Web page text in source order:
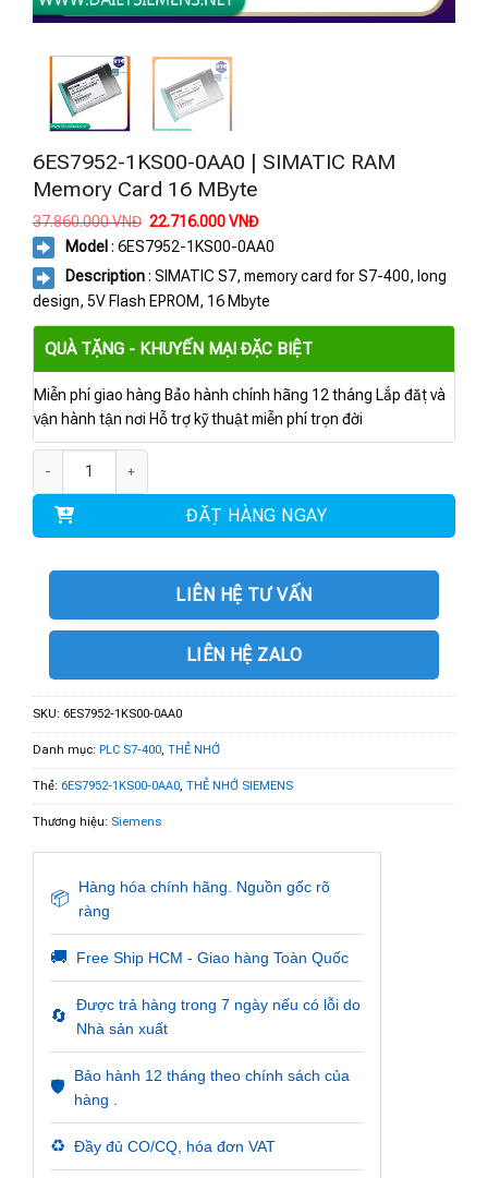
6ES7952-1KS00-0AA0 | SIMATIC RAM
Memory Card 16 MByte
37.860.000VNĐ Giá
là:
37.860.000 VNĐ.
22.716.000VNĐGiá
tại
22.716.000 VNĐ.
Model : 6ES7952-1KS00-0AA0
Description: SIMATIC S7, memory card for S7-400, long
design, 5V Flash EPROM, 16 Mbyte
QUÀ TẶNG - KHUYẾN MẠI ĐẶC BIỆT
Miễn phí giao hàng Bảo hành chính hãng 12 tháng Lắp đặt và
vận hành tận nơi Hỗ trợ kỹ thuật miễn phí trọn đời
ĐẶT HÀNG NGAY
LIÊN HỆ TƯ VẤN
LIÊN HỆ ZALO
SKU: 6ES7952-1KS00-0AA0
Danh mục: PLC S7-400, THẺ NHỚ
Thẻ: 6ES7952-1KS00-0AA0, THẺ NHỚ SIEMENS
Thương hiệu: Siemens
📦
Hàng hóa chính hãng. Nguồn gốc rõ
ràng
🚚 Free Ship HCM - Giao hàng Toàn Quốc
🔄
Được trả hàng trong 7 ngày nếu có lỗi do
Nhà sản xuất
🛡️
Bảo hành 12 tháng theo chính sách của
hàng .
♻️ Đầy đủ CO/CQ, hóa đơn VAT